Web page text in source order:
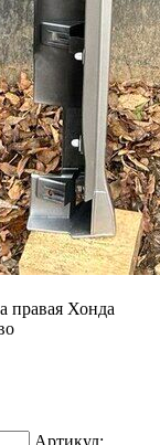
правая Хонда
Артикул: